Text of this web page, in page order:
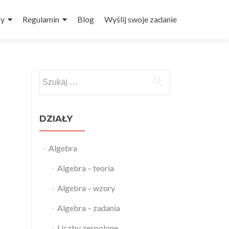
Regulamin Blog Wyślij swoje zadanie
DZIAŁY
Algebra
Algebra – teoria
Algebra – wzory
Algebra – zadania